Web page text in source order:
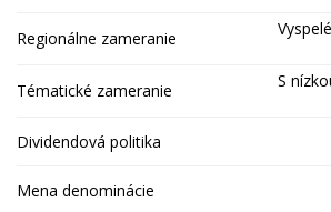
Regionálne zameranie
Tématické zameranie
S
Dividendová politika
Mena denominácie